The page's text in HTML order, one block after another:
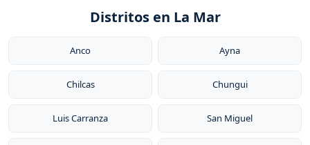
Distritos en La Mar
Anco Ayna
Chilcas Chungui
Luis Carranza San Miguel